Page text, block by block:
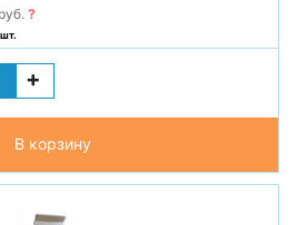
?
+
В корзину